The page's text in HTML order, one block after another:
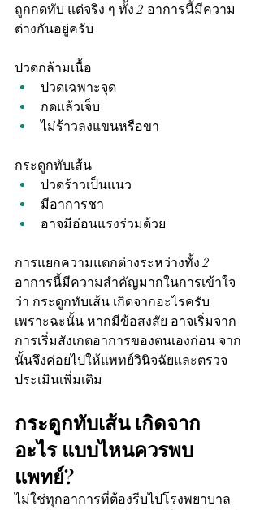
ถูกกดทับ แต่จริง ๆ ทั้ง 2 อาการนี้มีความ
ต่างกันอยู่ครับ
ปวดกล้ามเนื้อ
ปวดเฉพาะจุด
กดแล้วเจ็บ
ไม่ร้าวลงแขนหรือขา
กระดูกทับเส้น
ปวดร้าวเป็นแนว
มีอาการชา
อาจมีอ่อนแรงร่วมด้วย
การแยกความแตกต่างระหว่างทั้ง 2
อาการนี้มีความสำคัญมากในการเข้าใจ
ว่า กระดูกทับเส้น เกิดจากอะไรครับ
เพราะฉะนั้น หากมีข้อสงสัย อาจเริ่มจาก
การเริ่มสังเกตอาการของตนเองก่อน จาก
นั้นจึงค่อยไปให้แพทย์วินิจฉัยและตรวจ
ประเมินเพิ่มเติม
กระดูกทับเส้น เกิดจาก
อะไร แบบไหนควรพบ
แพทย์?
ไม่ใช่ทุกอาการที่ต้องรีบไปโรงพยาบาล